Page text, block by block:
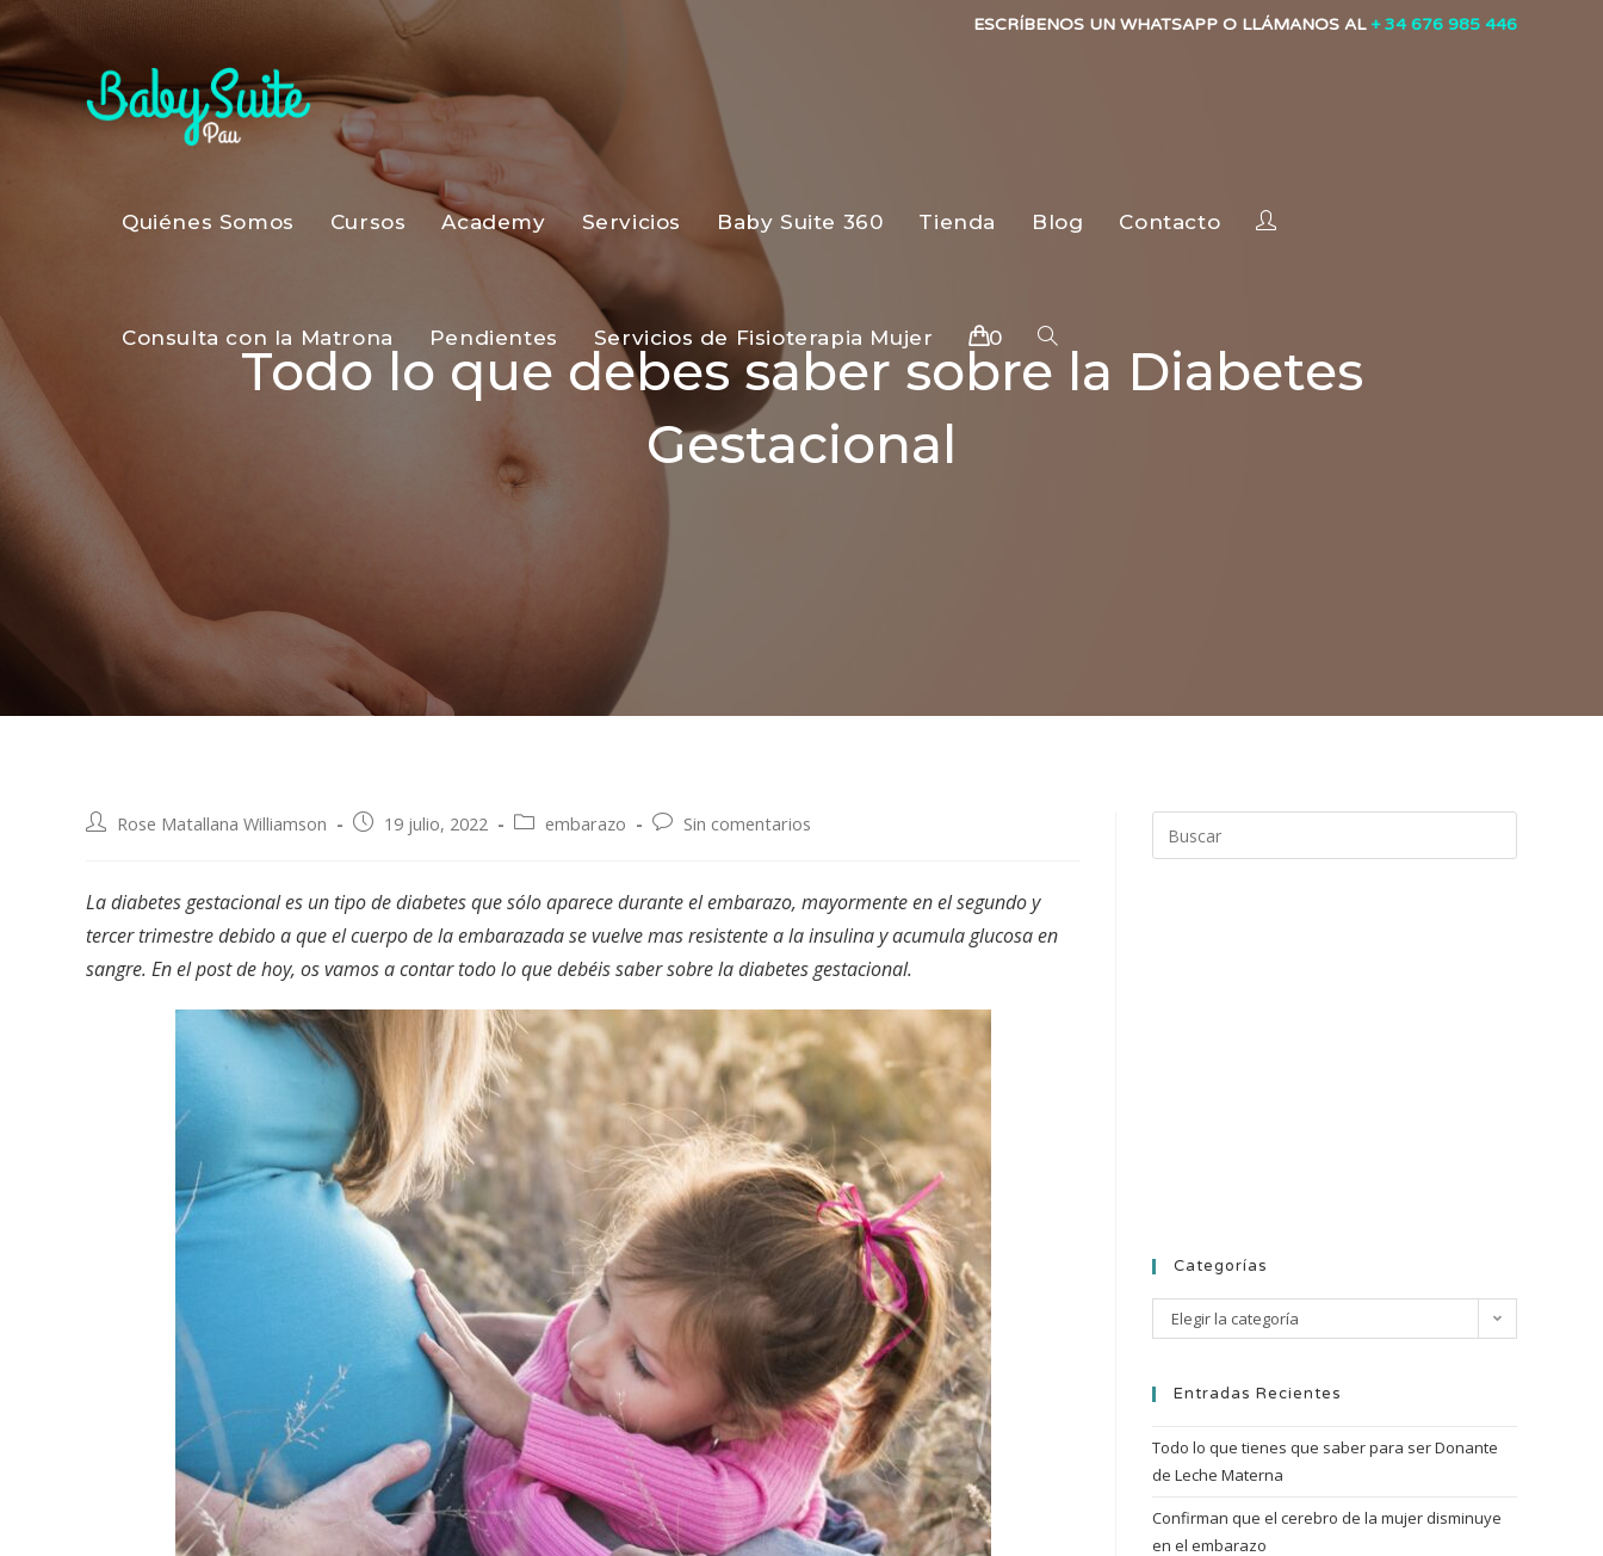
ESCRÍBENOS UN WHATSAPP O LLÁMANOS AL + 34 676 985 446
Quiénes Somos Cursos Academy Servicios Baby Suite 360 Tienda Blog Contacto
Consulta con la Matrona Pendientes Servicios de Fisioterapia Mujer 0
Todo lo que debes saber sobre la Diabetes
Gestacional
Rose Matallana Williamson 19 julio, 2022 embarazo Sin comentarios
La diabetes gestacional es un tipo de diabetes que sólo aparece durante el embarazo, mayormente en el segundo y
tercer trimestre debido a que el cuerpo de la embarazada se vuelve mas resistente a la insulina y acumula glucosa en
sangre. En el post de hoy, os vamos a contar todo lo que debéis saber sobre la diabetes gestacional.
Categorías
Elegir la categoría
Entradas Recientes
Todo lo que tienes que saber para ser Donante
de Leche Materna
Confirman que el cerebro de la mujer disminuye
en el embarazo